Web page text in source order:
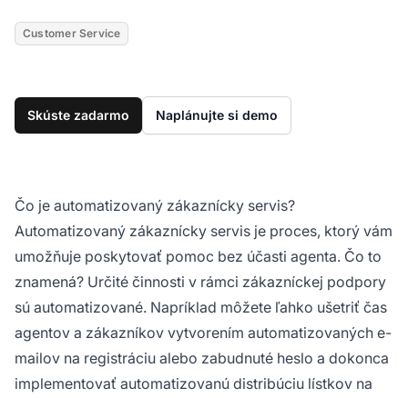
Customer Service
Skúste zadarmo Naplánujte si demo
Čo je automatizovaný zákaznícky servis?
Automatizovaný zákaznícky servis je proces, ktorý vám
umožňuje poskytovať pomoc bez účasti agenta. Čo to
znamená? Určité činnosti v rámci zákazníckej podpory
sú automatizované. Napríklad môžete ľahko ušetriť čas
agentov a zákazníkov vytvorením automatizovaných e-
mailov na registráciu alebo zabudnuté heslo a dokonca
implementovať automatizovanú distribúciu lístkov na